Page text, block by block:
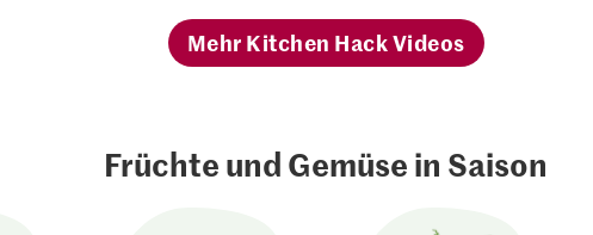
Mehr Kitchen Hack Videos
Früchte und Gemüse in Saison